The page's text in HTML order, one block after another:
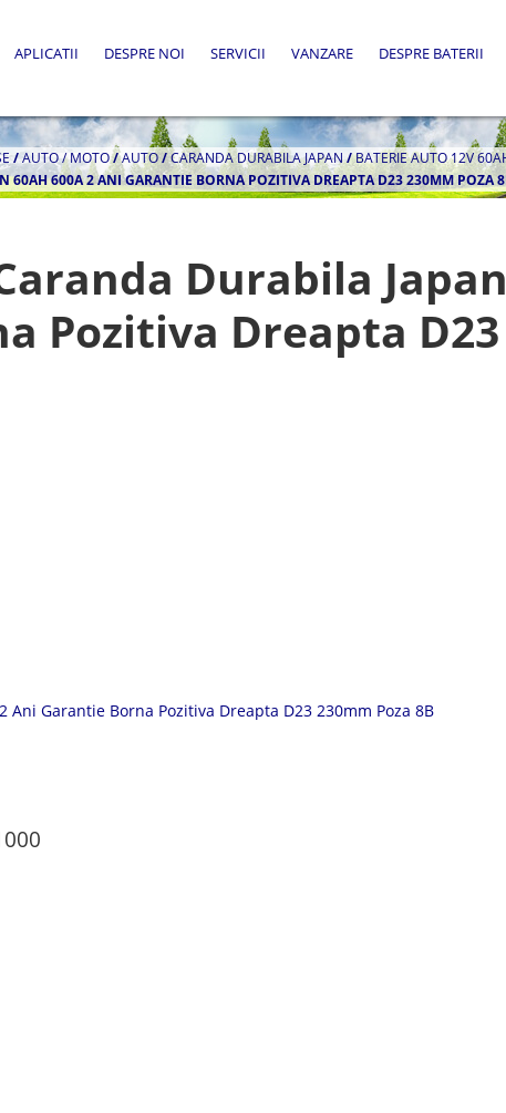
APLICATII DESPRE NOI SERVICII VANZARE DESPRE BATERII
/AUTO / MOTO/AUTO/CARANDA DURABILA JAPAN/BATERIE AUTO 12V
60AH 600A 2 ANI GARANTIE BORNA POZITIVA DREAPTA D23 230MM POZA
Durabila
Pozitiva Dreapta D23
Garantie Borna Pozitiva Dreapta D23 230mm Poza 8B